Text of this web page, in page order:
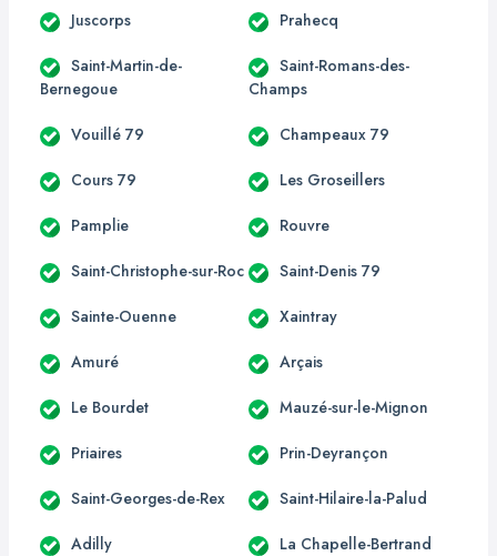
Juscorps Prahecq
Saint-Martin-de-
Bernegoue
Saint-Romans-des-
Champs
Vouillé 79 Champeaux 79
Cours 79 Les Groseillers
Pamplie Rouvre
Saint-Christophe-sur-Roc Saint-Denis 79
Sainte-Ouenne Xaintray
Amuré Arçais
Le Bourdet Mauzé-sur-le-Mignon
Priaires Prin-Deyrançon
Saint-Georges-de-Rex Saint-Hilaire-la-Palud
Adilly La Chapelle-Bertrand